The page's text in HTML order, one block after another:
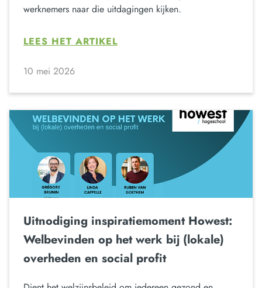
werknemers naar die uitdagingen kijken.
LEES HET ARTIKEL
10 mei 2026
Uitnodiging inspiratiemoment Howest:
Welbevinden op het werk bij (lokale)
overheden en social profit